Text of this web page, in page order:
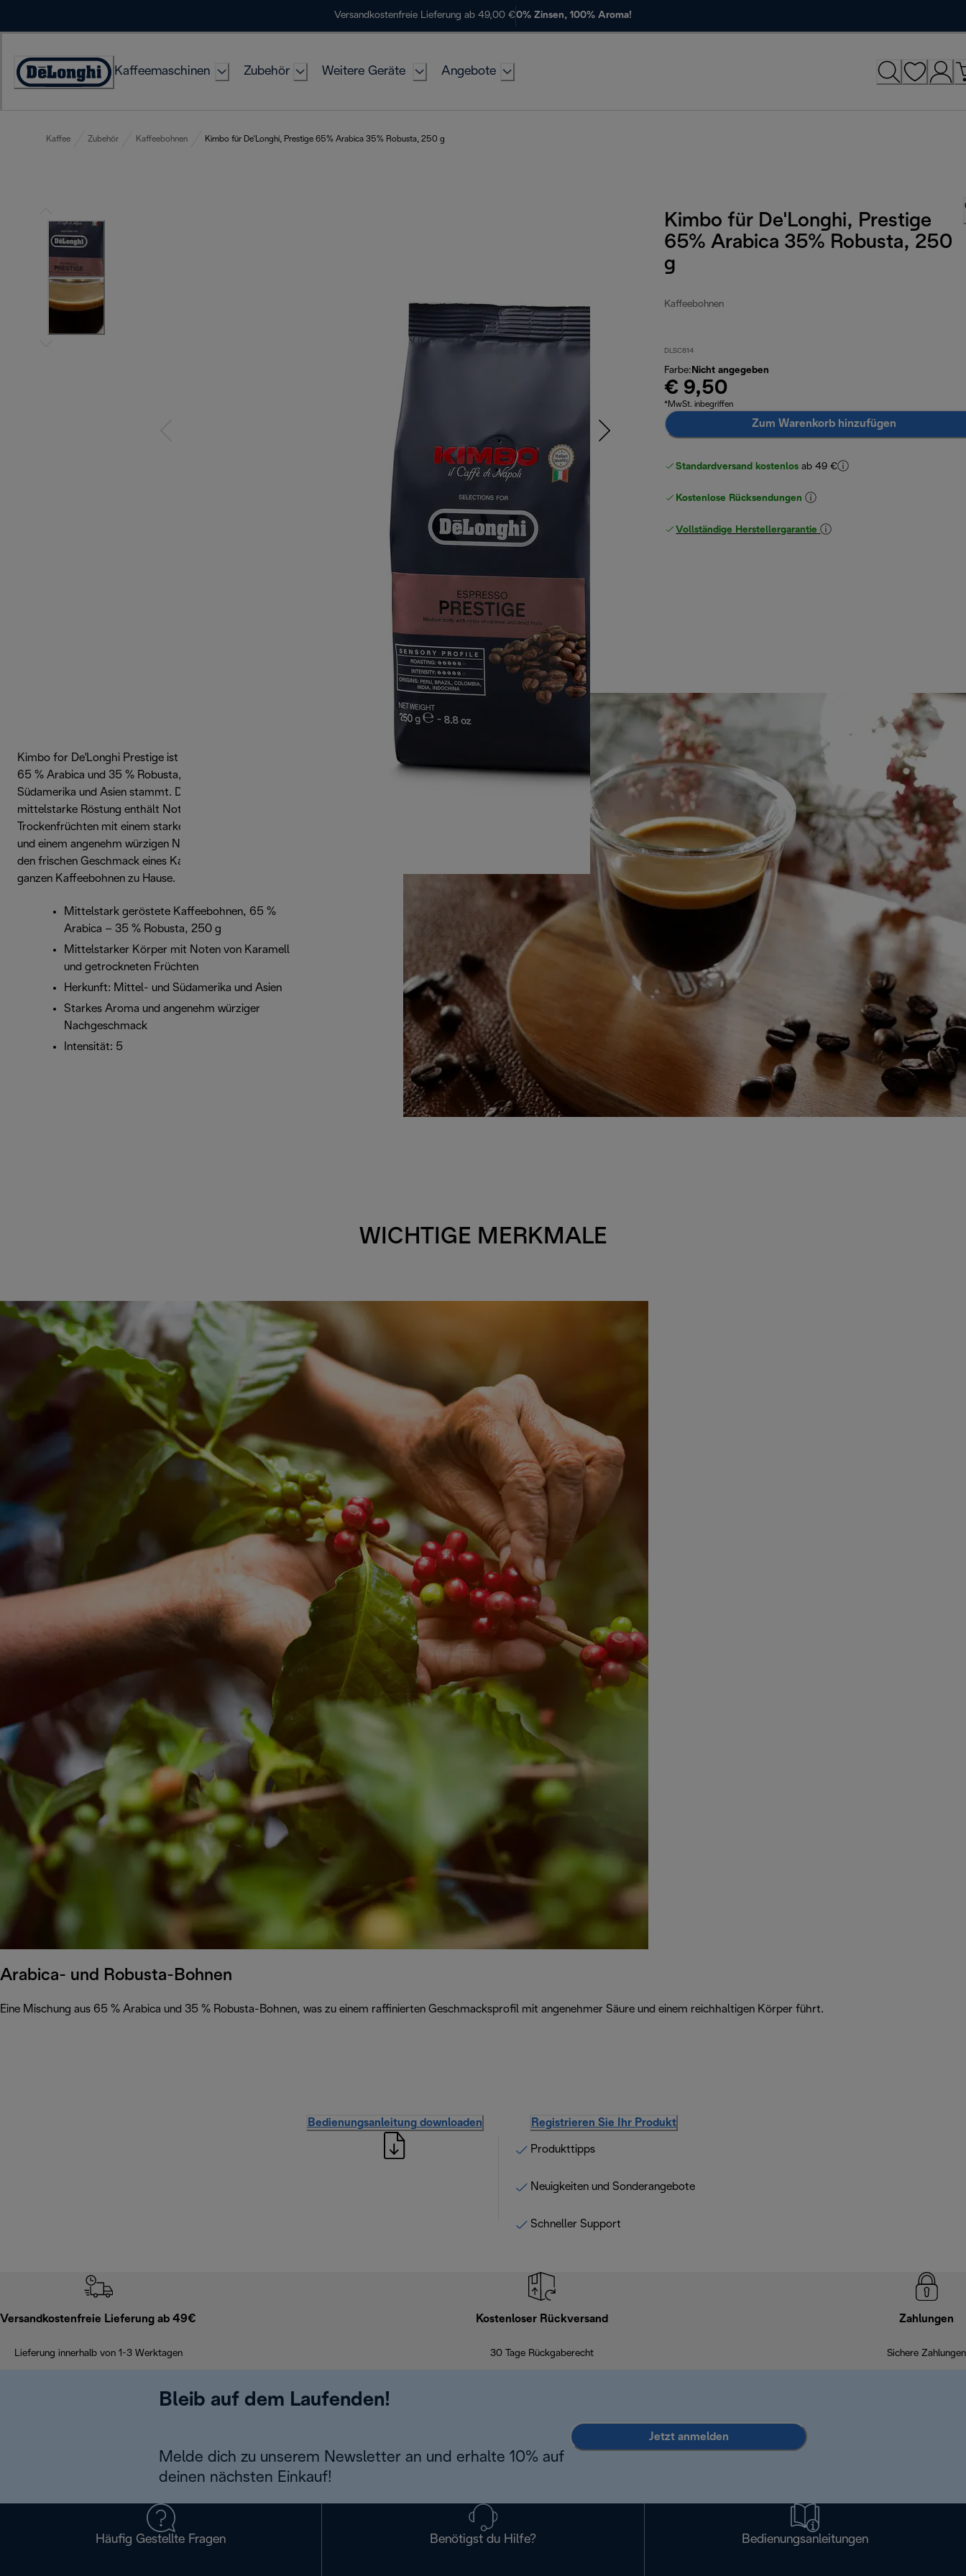
Versandkostenfreie Lieferung ab 49,00 €0% Zinsen, 100% Aroma!
Erklärung
Kaffeemaschinen Zubehör Weitere Geräte Angebote
Kaffee Zubehör Kaffeebohnen Kimbo für De'Longhi, Prestige 65% Arabica 35% Robusta, 250 g
Kimbo für De'Longhi, Prestige
65% Arabica 35% Robusta, 250
g
Kaffeebohnen
DLSC614
Farbe: Nicht angegeben
€ 9,50
*MwSt. inbegriffen
Zum Warenkorb hinzufügen
Standardversand kostenlos ab 49 €
Kostenlose Rücksendungen
Vollständige Herstellergarantie
Kimbo for De'Longhi Prestige ist eine feine Mischung aus
65 % Arabica und 35 % Robusta, die aus Mittelamerika,
Südamerika und Asien stammt. Diese intensive
mittelstarke Röstung enthält Noten von Karamell und
Trockenfrüchten mit einem starken, vollmundigen Aroma
und einem angenehm würzigen Nachgeschmack. Genieße
den frischen Geschmack eines Kaffees oder Espressos aus
ganzen Kaffeebohnen zu Hause.
Mittelstark geröstete Kaffeebohnen, 65 %
Arabica – 35 % Robusta, 250 g
Mittelstarker Körper mit Noten von Karamell
und getrockneten Früchten
Herkunft: Mittel- und Südamerika und Asien
Starkes Aroma und angenehm würziger
Nachgeschmack
Intensität: 5
WICHTIGE MERKMALE
Arabica- und Robusta-Bohnen
Eine Mischung aus 65 % Arabica und 35 % Robusta-Bohnen, was zu einem raffinierten Geschmacksprofil mit angenehmer Säure und einem reichhaltigen Körper führt.
Bedienungsanleitung downloaden Registrieren Sie Ihr Produkt
Produkttipps
Neuigkeiten und Sonderangebote
Schneller Support
Versandkostenfreie Lieferung ab 49€
Lieferung innerhalb von 1-3 Werktagen
Kostenloser Rückversand
30 Tage Rückgaberecht
Zahlungen
Sichere Zahlungen
Bleib auf dem Laufenden!
Melde dich zu unserem Newsletter an und erhalte 10% auf
deinen nächsten Einkauf!
Jetzt anmelden
Häufig Gestellte Fragen Benötigst du Hilfe? Bedienungsanleitungen